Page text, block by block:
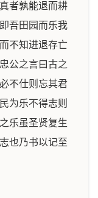
者孰能退而耕
吾田园而乐我
不知进退存亡
公之言曰古之
不仕则忘其君
为乐不得志则
乐虽圣贤复生
也乃书以记至